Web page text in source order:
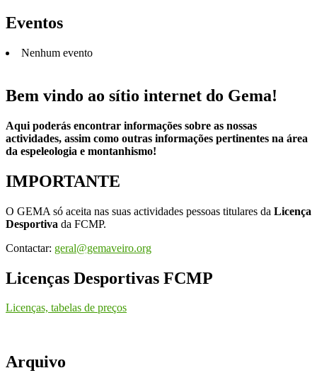
Eventos
Nenhum evento
Bem vindo ao sítio internet do Gema!
Aqui poderás encontrar informações sobre as nossas
actividades, assim como outras informações pertinentes na área
da espeleologia e montanhismo!
IMPORTANTE
O GEMA só aceita nas suas actividades pessoas titulares da Licença
Desportiva da FCMP.
Contactar: geral@gemaveiro.org
Licenças Desportivas FCMP
Licenças, tabelas de preços
Arquivo